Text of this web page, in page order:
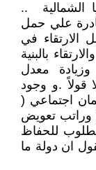
الشمالية ..
علي حمل
الارتقاء في
بالبنية
. وزيادة معدل
قولاً .و وجود
اجتماعي (
) وراتب تعويض
للحفاظ
ان دولة ما